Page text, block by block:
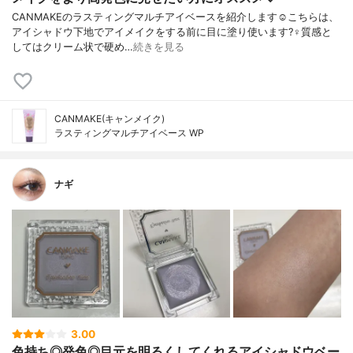
CANMAKEのラスティングマルチアイベースを紹介します☺️こちらは、
アイシャドウ下地でアイメイクをする前に目に塗り使います?‍♀️質感と
してはクリーム状で硬め…続きを見る
CANMAKE(キャンメイク)
ラスティングマルチアイベース WP
ナギ
3.00